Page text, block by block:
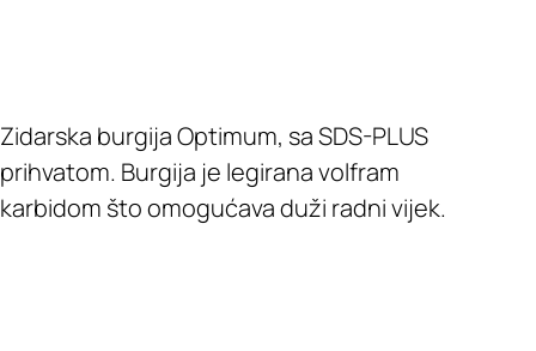
Zidarska burgija Optimum, sa SDS-PLUS
prihvatom. Burgija je legirana volfram
karbidom što omogućava duži radni vijek.